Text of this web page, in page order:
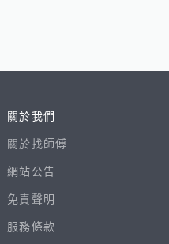
關於我們
關於找師傅
網站公告
免責聲明
服務條款